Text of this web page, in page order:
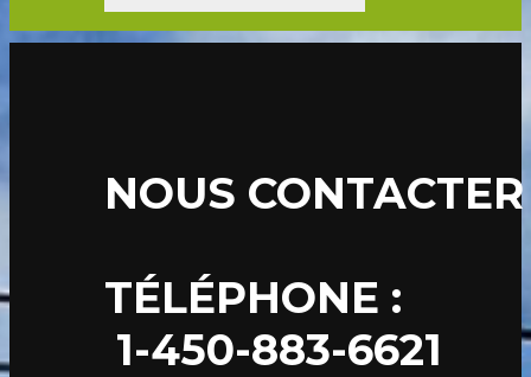
NOUS CONTACTER
TÉLÉPHONE :
1-450-883-6621